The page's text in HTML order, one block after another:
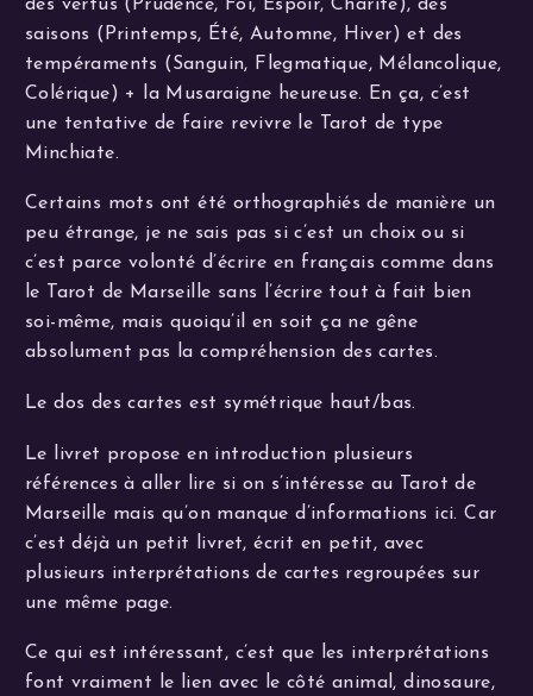
des vertus (Prudence, Foi, Espoir, Charité), des
saisons (Printemps, Été, Automne, Hiver) et des
tempéraments (Sanguin, Flegmatique, Mélancolique,
Colérique) + la Musaraigne heureuse. En ça, c’est
une tentative de faire revivre le Tarot de type
Minchiate.
Certains mots ont été orthographiés de manière un
peu étrange, je ne sais pas si c’est un choix ou si
c’est parce volonté d’écrire en français comme dans
le Tarot de Marseille sans l’écrire tout à fait bien
soi-même, mais quoiqu’il en soit ça ne gêne
absolument pas la compréhension des cartes.
Le dos des cartes est symétrique haut/bas.
Le livret propose en introduction plusieurs
références à aller lire si on s’intéresse au Tarot de
Marseille mais qu’on manque d’informations ici. Car
c’est déjà un petit livret, écrit en petit, avec
plusieurs interprétations de cartes regroupées sur
une même page.
Ce qui est intéressant, c’est que les interprétations
font vraiment le lien avec le côté animal, dinosaure,